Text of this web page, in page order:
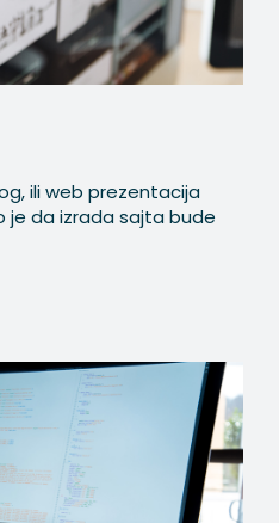
ili web prezentacija
je da izrada sajta bude